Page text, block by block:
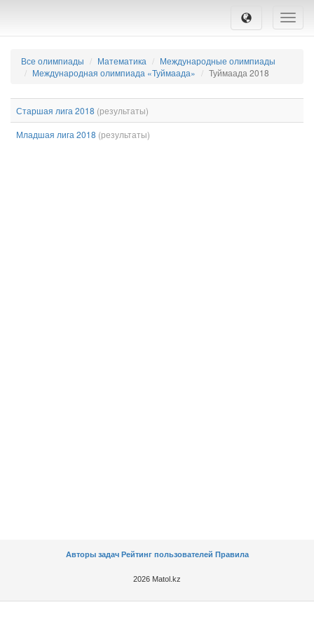
Toggle
Все олимпиады Математика
Международные олимпиады
Международная олимпиада «Туймаада»
Туймаада 2018
Старшая лига 2018 (результаты)
Младшая лига 2018 (результаты)
Авторы задач Рейтинг пользователей Правила
2026 Matol.kz